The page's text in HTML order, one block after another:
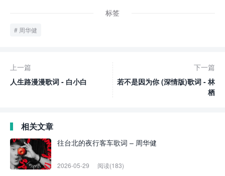
标签
周华健
上一篇
人生路漫漫歌词 - 白小白
下一篇
若不是因为你 (深情版)歌词 - 林
栖
相关文章
往台北的夜行客车歌词 – 周华健
2026-05-29 阅读(183)